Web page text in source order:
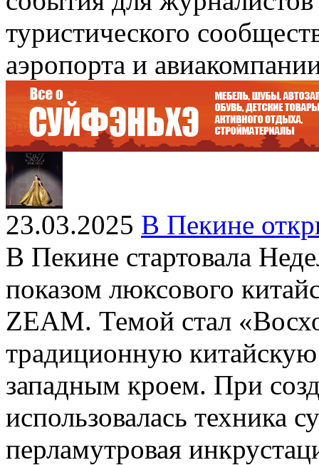
туристического
аэропорта и
23.03.2025 В Пекине
В Пекине стартовала
показом люксового
ZEAM. Темой стал
традиционную
западным кроем. При
использовалась техника
перламутровая